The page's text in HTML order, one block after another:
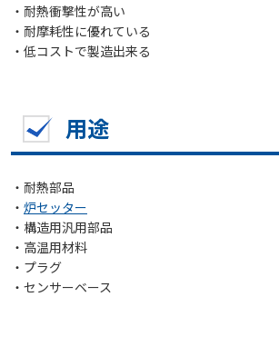
・耐熱衝撃性が高い
・耐摩耗性に優れている
・低コストで製造出来る
用途
・耐熱部品
・ 炉セッター
・構造用汎用部品
・高温用材料
・プラグ
・センサーベース